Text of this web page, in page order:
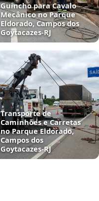
Guincho para Cavalo
Mecânico no Parque
Eldorado, Campos dos
Goytacazes‑RJ
Transporte de
Caminhões e Carretas
no Parque Eldorado,
Campos dos
Goytacazes‑RJ